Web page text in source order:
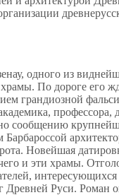
одного из
храмы. По дороге
грандиозной
профессора,
сообщению
Новейшая
и эти храмы.
Древней Руси.